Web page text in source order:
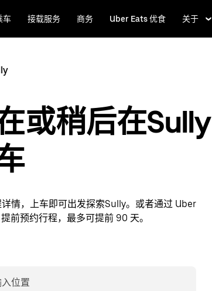
车 接载服务 商务 Uber Eats 优食 关于
或稍后在Sully
情，上车即可出发探索Sully。或者通过 Uber
前预约行程，最多可提前 90 天。
位置